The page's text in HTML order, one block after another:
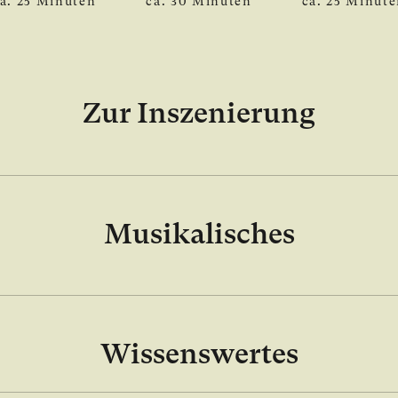
Zur Inszenierung
Musikalisches
Wissenswertes